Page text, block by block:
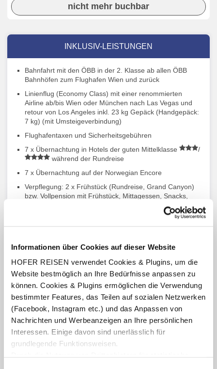
Informationen über Cookies auf dieser Website
HOFER REISEN verwendet Cookies & Plugins, um die
Website bestmöglich an Ihre Bedürfnisse anpassen zu
können. Cookies & Plugins ermöglichen die Verwendung
bestimmter Features, das Teilen auf sozialen Netzwerken
(Facebook, Instagram etc.) und das Anpassen von
Nachrichten und Werbeanzeigen an Ihre persönlichen
Interessen. Einige davon sind unerlässlich für
grundlegende Funktionsweisen.
nicht mehr buchbar
INKLUSIV-LEISTUNGEN
Bahnfahrt mit den ÖBB in der 2. Klasse ab allen ÖBB
Bahnhöfen zum Flughafen Wien und zurück
Linienflug (Economy Class) mit einer renommierten
Airline ab/bis Wien oder München nach Las Vegas und
retour von Los Angeles inkl. 23 kg Gepäck (Handgepäck:
7 kg) (mit Umsteigeverbindung)
Flughafentaxen und Sicherheitsgebühren
7 x Übernachtung in Hotels der guten Mittelklasse
/
während der Rundreise
7 x Übernachtung auf der Norwegian Encore
Verpflegung: 2 x Frühstück (Rundreise, Grand Canyon)
bzw. Vollpension mit Frühstück, Mittagessen, Snacks,
Abendessen in den Hauptrestaurants sowie Snack- und
Buffetrestaurants (Freestyle-Dining mit variablen
USD 9,95 an) (Schiff)
Benutzung der meisten Bordeinrichtungen im
Passagierbereich und Teilnahme an den
Bordveranstaltungen und am Unterhaltungsprogramm
(teilweise gegen Gebühr)
Trinkgelder an Bord im Wert von USD 20,- p. P./Tag
Bordsprache Englisch
Alle Ein- und Ausschiffungsgebühren, Treibstoffzuschlag
Alle Transfers und Ausflüge inkl. Nationalparkgebühren